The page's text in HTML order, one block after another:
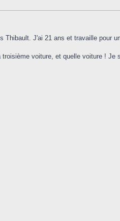
J'ai 21 ans et travaille pour
voiture, et quelle voiture ! Je